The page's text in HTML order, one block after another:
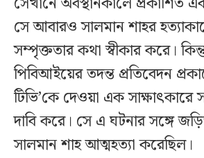
সে আবারও সালমান শাহর
সম্পৃক্ততার কথা স্বীকার করে।
পিবিআইয়ের তদন্ত প্রতিবেদন
টিভি’কে দেওয়া এক সাক্ষাৎকারে
দাবি করে। সে এ ঘটনার সঙ্গে
সালমান শাহ আত্মহত্যা করেছিল।